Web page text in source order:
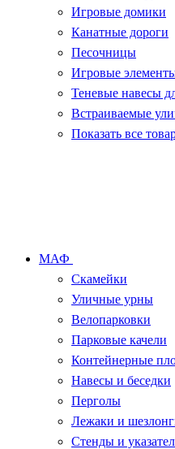
Игровые домики
Канатные дороги
Песочницы
Игровые
Теневые навесы
Встраиваемые
Показать все
МАФ
Скамейки
Уличные урны
Велопарковки
Парковые качели
Контейнерные
Навесы и беседки
Перголы
Лежаки и
Стенды и